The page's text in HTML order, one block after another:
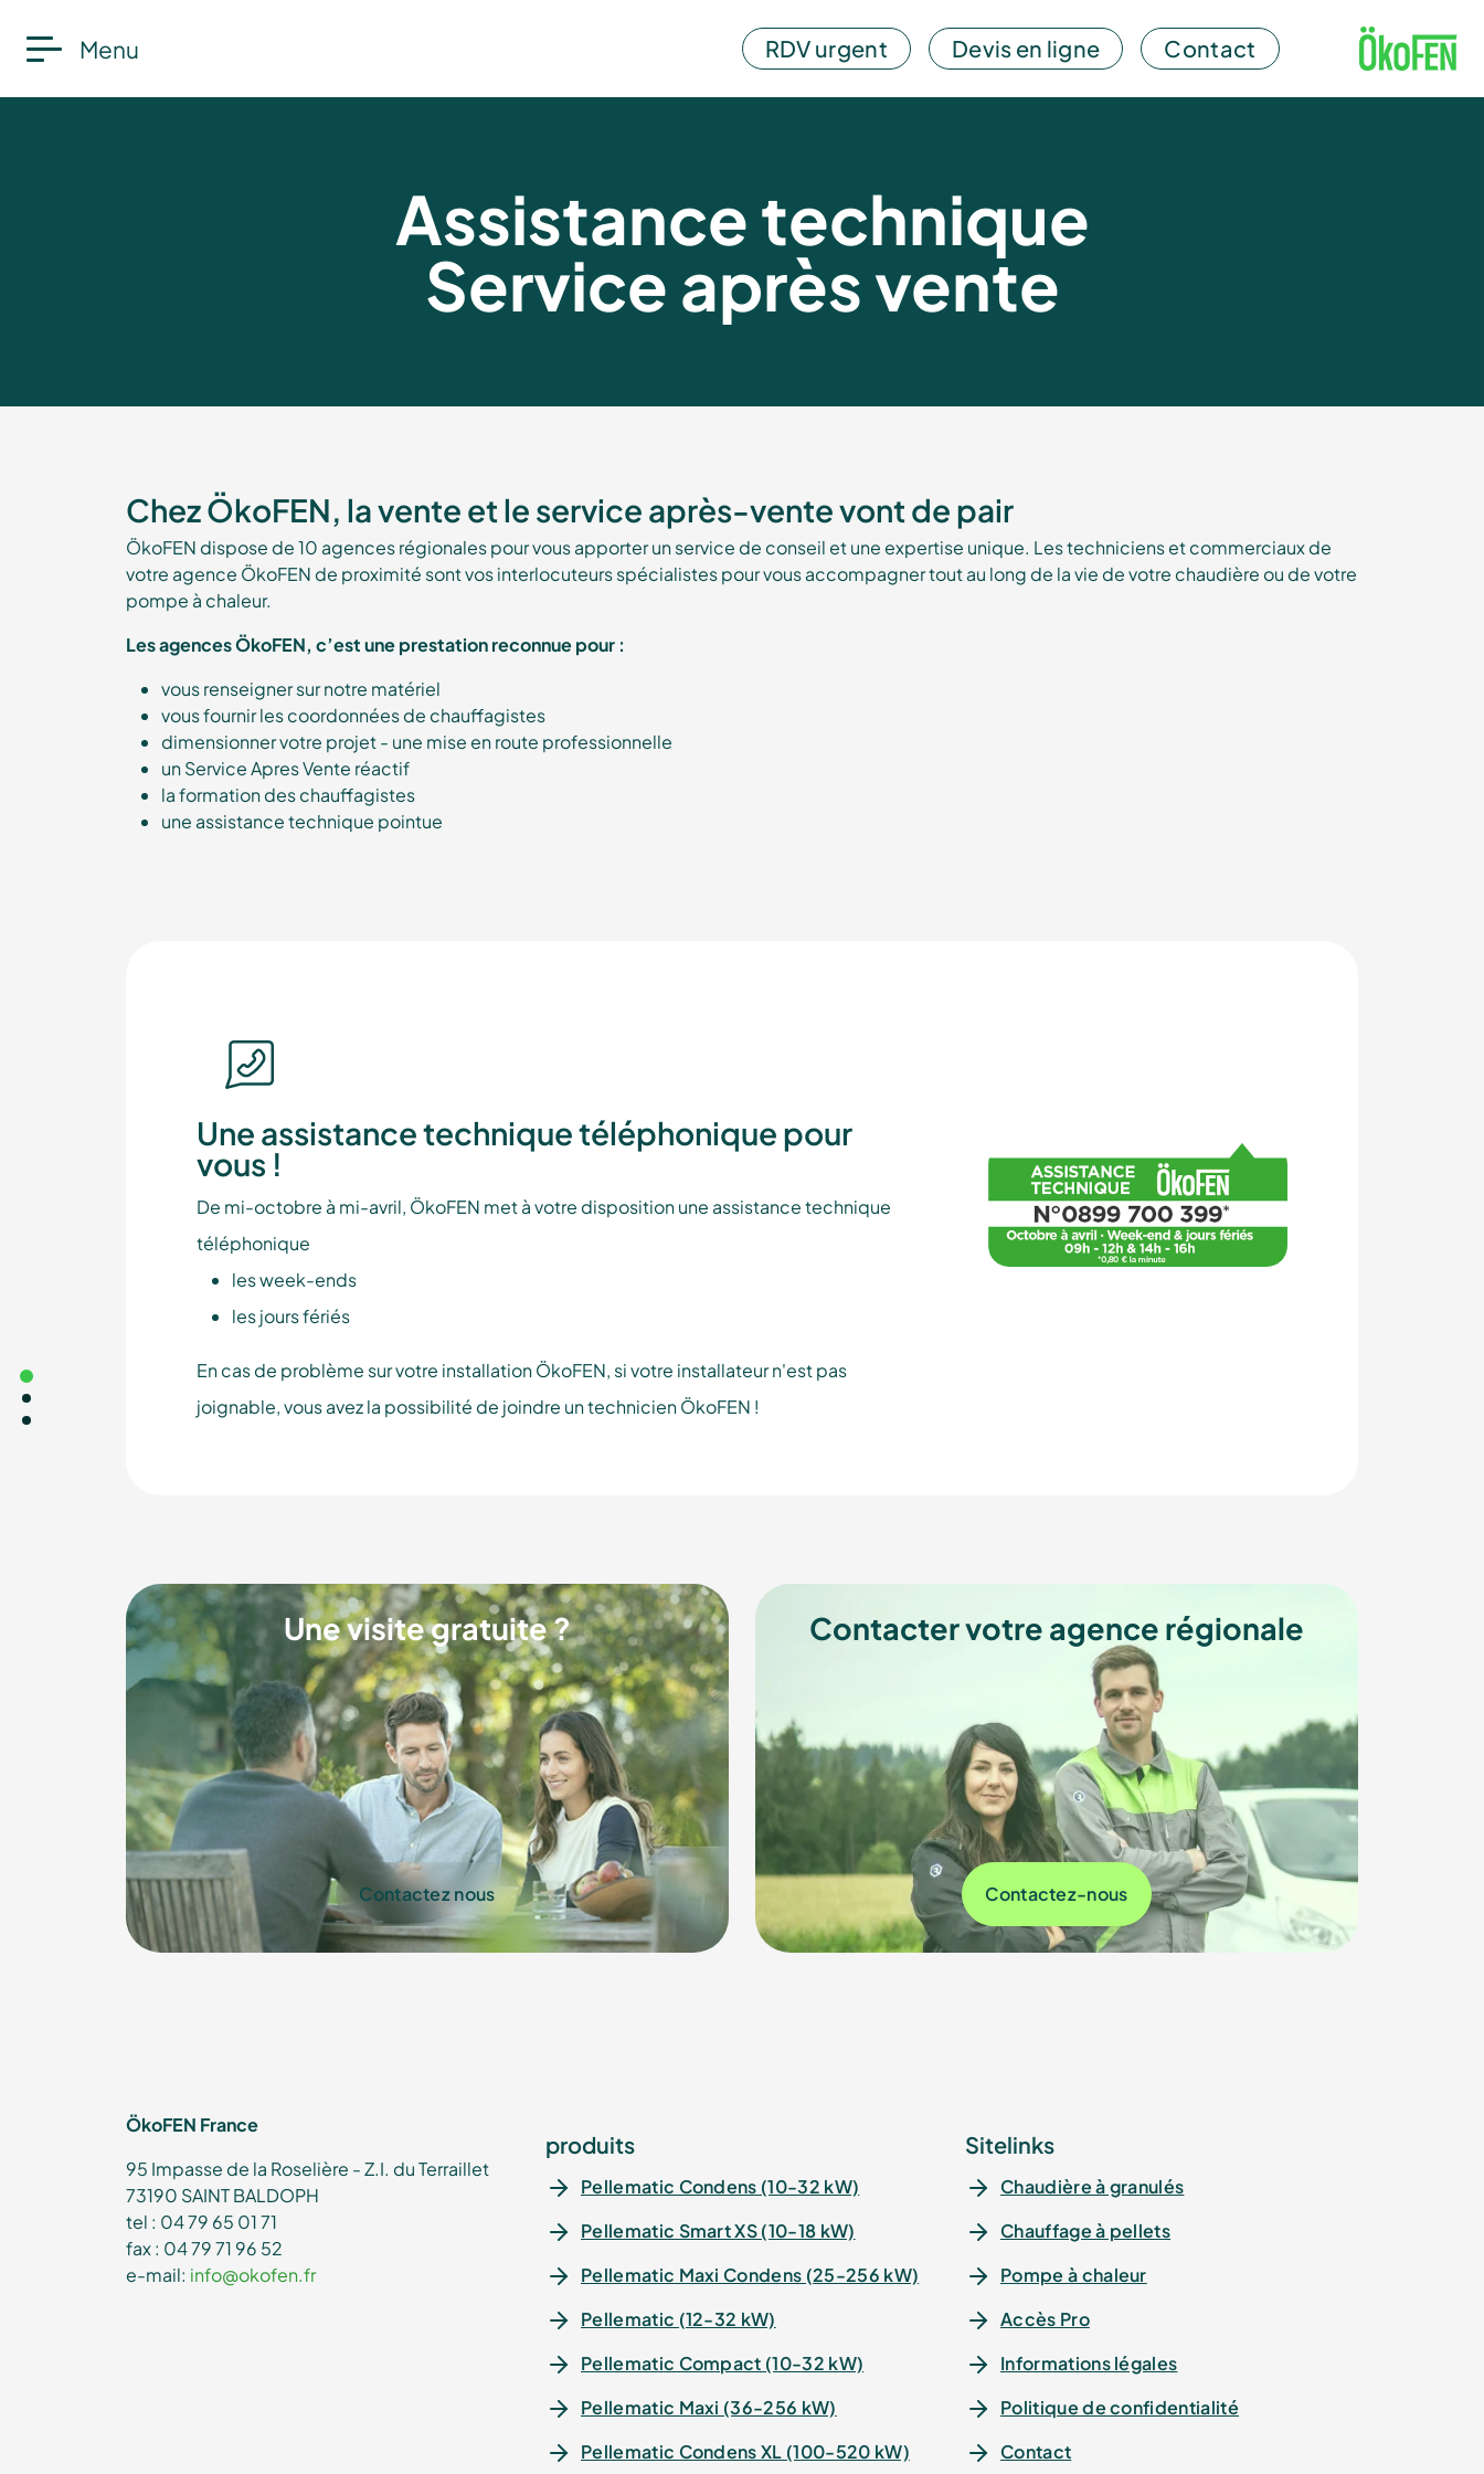
Menu RDV urgent Devis en ligne Contact
Assistance technique
Service après vente
Chez ÖkoFEN, la vente et le service après-vente vont de pair
ÖkoFEN dispose de 10 agences régionales pour vous apporter un service de conseil et une expertise unique. Les techniciens et commerciaux de
votre agence ÖkoFEN de proximité sont vos interlocuteurs spécialistes pour vous accompagner tout au long de la vie de votre chaudière ou de votre
pompe à chaleur.
Les agences ÖkoFEN, c’est une prestation reconnue pour :
vous renseigner sur notre matériel
vous fournir les coordonnées de chauffagistes
dimensionner votre projet - une mise en route professionnelle
un Service Apres Vente réactif
la formation des chauffagistes
une assistance technique pointue
Une assistance technique téléphonique pour
vous !
De mi-octobre à mi-avril, ÖkoFEN met à votre disposition une assistance technique
téléphonique
les week-ends
les jours fériés
En cas de problème sur votre installation ÖkoFEN, si votre installateur n'est pas
joignable, vous avez la possibilité de joindre un technicien ÖkoFEN !
Une visite gratuite ?
Contactez nous
Contacter votre agence régionale
Contactez-nous
ÖkoFEN France
95 Impasse de la Roselière - Z.I. du Terraillet
73190 SAINT BALDOPH
tel : 04 79 65 01 71
fax : 04 79 71 96 52
e-mail: info@okofen.fr
produits
Pellematic Condens (10-32 kW)
Pellematic Smart XS (10-18 kW)
Pellematic Maxi Condens (25-256 kW)
Pellematic (12-32 kW)
Pellematic Compact (10-32 kW)
Pellematic Maxi (36-256 kW)
Pellematic Condens XL (100-520 kW)
Sitelinks
Chaudière à granulés
Chauffage à pellets
Pompe à chaleur
Accès Pro
Informations légales
Politique de confidentialité
Contact